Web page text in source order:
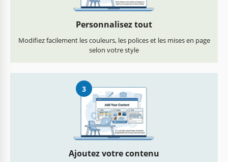
Personnalisez tout
Modifiez facilement les couleurs, les polices et les mises en page
selon votre style
3
Ajoutez votre contenu